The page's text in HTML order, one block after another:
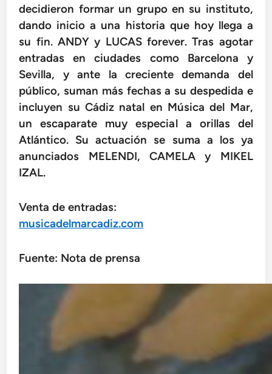
decidieron formar un grupo en su instituto,
dando inicio a una historia que hoy llega a
su fin. ANDY y LUCAS forever. Tras agotar
entradas en ciudades como Barcelona y
Sevilla, y ante la creciente demanda del
público, suman más fechas a su despedida e
incluyen su Cádiz natal en Música del Mar,
un escaparate muy especial a orillas del
Atlántico. Su actuación se suma a los ya
anunciados MELENDI, CAMELA y MIKEL
IZAL.
Venta de entradas:
musicadelmarcadiz.com
Fuente: Nota de prensa